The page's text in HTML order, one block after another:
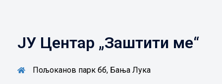
ЈУ Центар „Заштити ме“
Пољоканов парк бб, Бања Лука